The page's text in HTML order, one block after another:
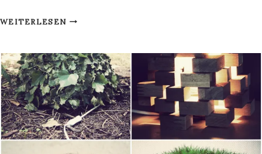
WEITERLESENDIY
FÜR
WHAELSE.COM